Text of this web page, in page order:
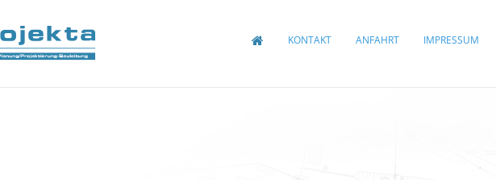
KONTAKT ANFAHRT IMPRESSUM